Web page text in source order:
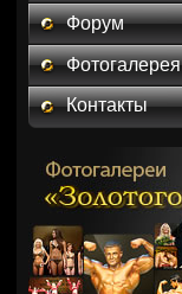
Форум
Фотогалерея
Контакты